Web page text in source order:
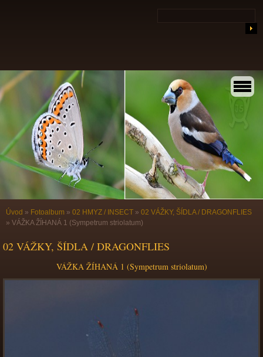
Úvod » Fotoalbum » 02 HMYZ / INSECT » 02 VÁŽKY, ŠÍDLA / DRAGONFLIES
» VÁŽKA ŽÍHANÁ 1 (Sympetrum striolatum)
02 VÁŽKY, ŠÍDLA / DRAGONFLIES
VÁŽKA ŽÍHANÁ 1 (Sympetrum striolatum)